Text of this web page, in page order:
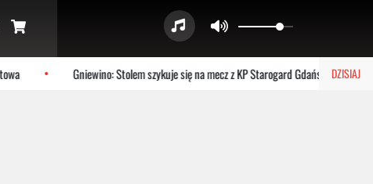
DZISIAJ
Gniewino: Stolem szykuje się na mecz z KP Starogard Gdański